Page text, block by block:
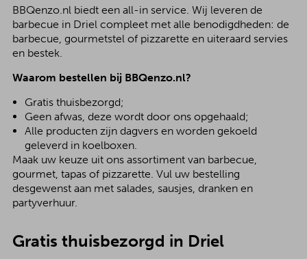
BBQenzo.nl biedt een all-in service. Wij leveren de
barbecue in Driel compleet met alle benodigdheden: de
barbecue, gourmetstel of pizzarette en uiteraard servies
en bestek.
Waarom bestellen bij BBQenzo.nl?
Gratis thuisbezorgd;
Geen afwas, deze wordt door ons opgehaald;
Alle producten zijn dagvers en worden gekoeld
geleverd in koelboxen.
Maak uw keuze uit ons assortiment van barbecue,
gourmet, tapas of pizzarette. Vul uw bestelling
desgewenst aan met salades, sausjes, dranken en
partyverhuur.
Gratis thuisbezorgd in Driel